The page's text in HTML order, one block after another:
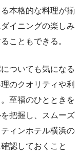
本格的な料理が揃
イニングの楽しみ
こともできる。
ついても気になる
のクオリティや利
至福のひとときを
把握し、スムーズ
ィンホテル横浜の
認しておくこと